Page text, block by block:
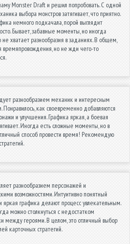
Monster Draft и решил попробовать. С одной
выбора монстров затягивает, что приятно.
немного подкачала, порой выглядит
Бывает, забавные моменты, но иногда
не хватает разнообразия в заданиях. В общем,
времяпровождения, но не жди чего-то
разнообразием механик и интересным
Понравилось, как своевременно добавляются
и улучшения. Графика яркая, а боевая
Иногда есть сложные моменты, но в
способ провести время! Рекомендую
разнообразием персонажей и
возможностями. Интуитивно понятный
яркая графика делают процесс увлекательным.
можно столкнуться с недостатком
между героями. В целом, это отличный выбор
карточных стратегий.